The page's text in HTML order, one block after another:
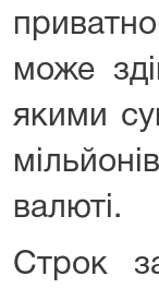
може
якими
валюті.
Строк